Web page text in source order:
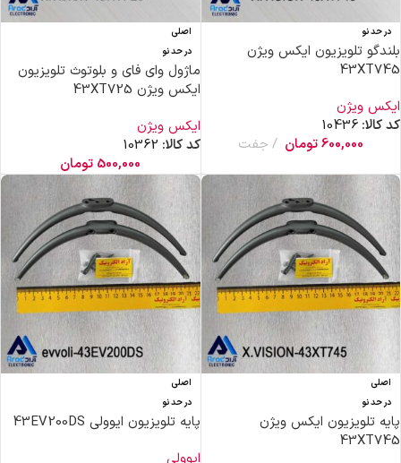
در حد نو
بلندگو تلویزیون ایکس ویژن
43XT745
ایکس ویژن
کد کالا: 10436
600,000تومان جفت
اصلی
در حد نو
ماژول وای فای و بلوتوث تلویزیون
ایکس ویژن 43XT725
ایکس ویژن
کد کالا: 10362
500,000 تومان
اصلی
در حد نو
پایه تلویزیون ایکس ویژن
43XT745
اصلی
در حد نو
پایه تلویزیون ایوولی 43EV200DS